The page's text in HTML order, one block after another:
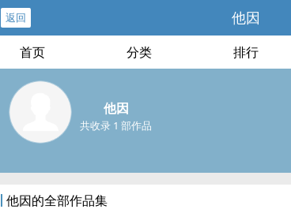
返回 他因
首页 分类 排行
他因
共收录 1 部作品
他因的全部作品集